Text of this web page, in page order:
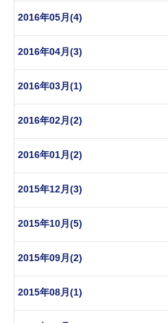
2016年05月(4)
2016年04月(3)
2016年03月(1)
2016年02月(2)
2016年01月(2)
2015年12月(3)
2015年10月(5)
2015年09月(2)
2015年08月(1)